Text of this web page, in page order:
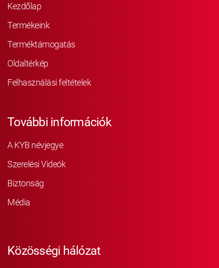
Kezdőlap
Termékeink
Terméktámogatás
Oldaltérkép
Felhasználási feltételek
További információk
A KYB névjegye
Szerelési Videók
Biztonság
Média
Közösségi hálózat